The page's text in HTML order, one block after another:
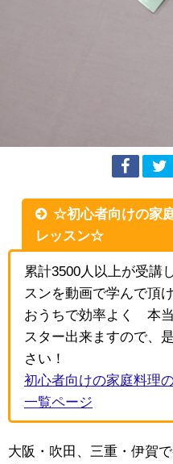
☆初心者向けの家
レッスン☆
累計3500人以上が受講
スンを動画で学んで頂
おうちで効率よく¨本
スター出来ますので、
さい！
初心者向けの家庭料理
一覧ページ
大阪・吹田、三重・伊賀